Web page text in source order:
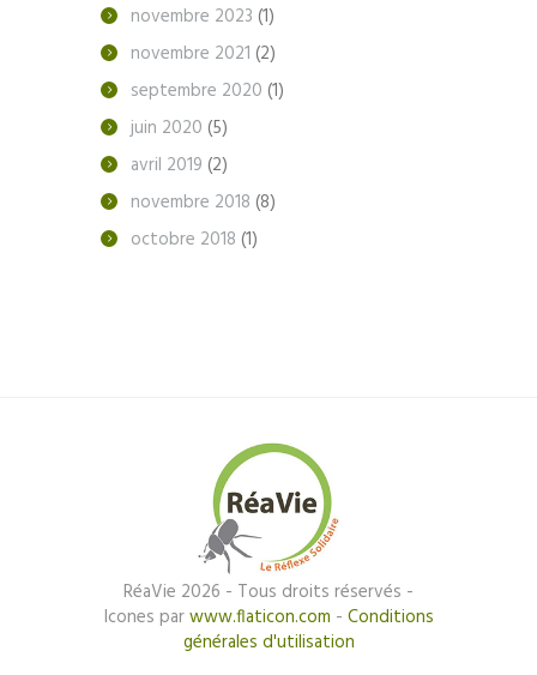
novembre 2023 (1)
novembre 2021 (2)
septembre 2020 (1)
juin 2020 (5)
avril 2019 (2)
novembre 2018 (8)
octobre 2018 (1)
RéaVie 2026 - Tous droits réservés -
Icones parwww.flaticon.com - Conditions
générales d'utilisation